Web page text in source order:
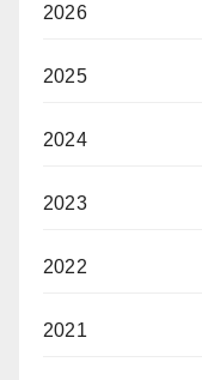
2026
2025
2024
2023
2022
2021